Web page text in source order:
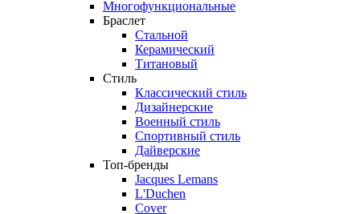
Многофункциональные
Браслет
Стальной
Керамический
Титановый
Стиль
Классический стиль
Дизайнерские
Военный стиль
Спортивный стиль
Дайверские
Топ-бренды
Jacques Lemans
L'Duchen
Cover